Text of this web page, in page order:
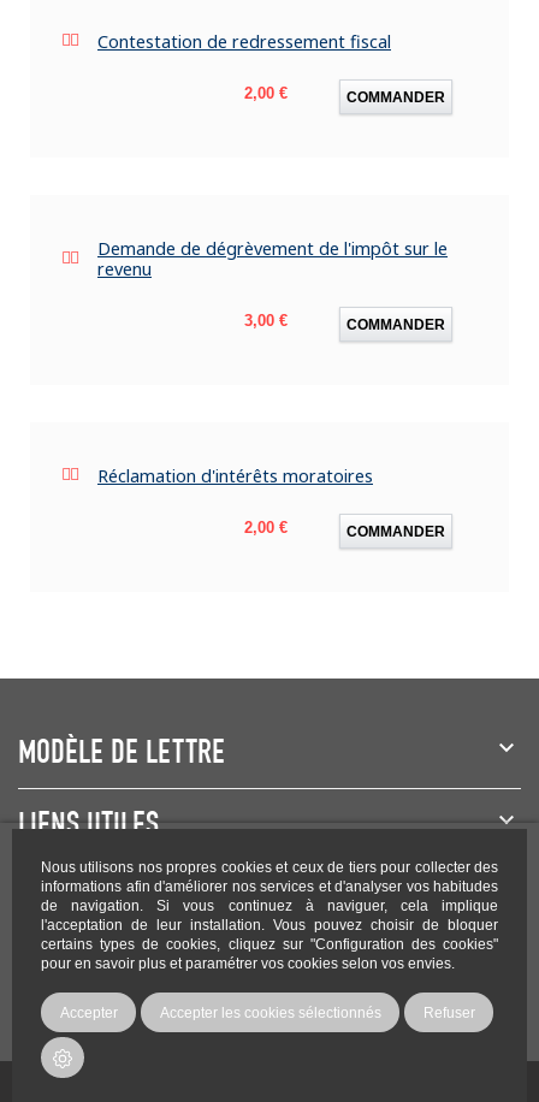
Nous utilisons nos propres cookies et ceux de tiers pour collecter des
informations afin d'améliorer nos services et d'analyser vos habitudes
de navigation. Si vous continuez à naviguer, cela implique
l'acceptation de leur installation. Vous pouvez choisir de bloquer
certains types de cookies, cliquez sur "Configuration des cookies"
pour en savoir plus et paramétrer vos cookies selon vos envies.
Accepter Accepter les cookies sélectionnés Refuser
Contestation de redressement fiscal
Prix
2,00 € COMMANDER
Demande de dégrèvement de l'impôt sur le
revenu
Prix
3,00 € COMMANDER
Réclamation d'intérêts moratoires
Prix
2,00 € COMMANDER
MODÈLE DE LETTRE
LIENS UTILES
NEWSLETTER